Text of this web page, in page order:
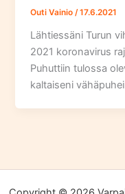
Outi Vainio/17.6.2021
Lähtiessäni Turun
2021 koronavirus
Puhuttiin tulossa
kaltaiseni